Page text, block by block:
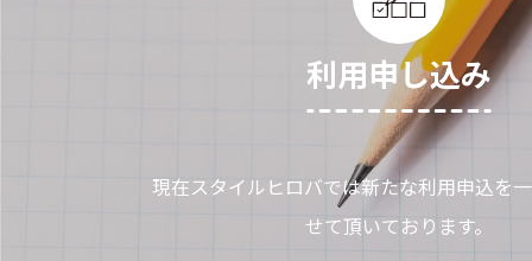
利用申し込み
現在スタイルヒロバでは新たな利用申込を
せて頂いております。